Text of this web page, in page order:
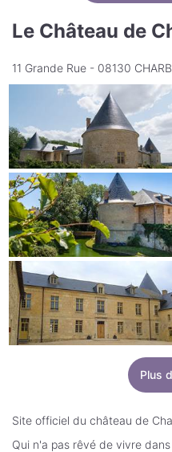
Le Château de
11 Grande Rue - 08130
Plus
Site officiel du château de
Qui n'a pas rêvé de vivre